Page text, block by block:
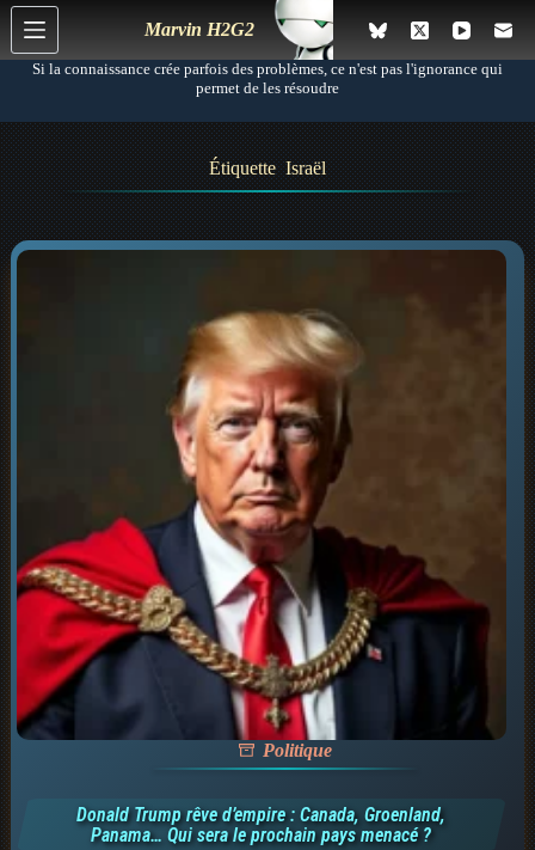
P
a
s
r
a
u
c
o
n
Marvin H2G2
Si la connaissance crée parfois des problèmes, ce n'est pas l'ignorance qui
permet de les résoudre
ÉtiquetteIsraël
Politique
Donald Trump rêve d’empire : Canada, Groenland,
Panama… Qui sera le prochain pays menacé ?